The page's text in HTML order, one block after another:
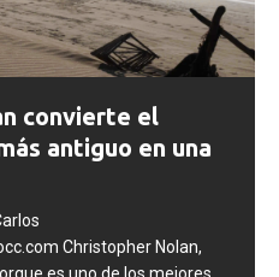
convierte el
antiguo en una
Christopher Nolan,